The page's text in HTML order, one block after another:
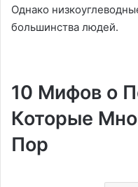
Однако
большинства людей.
10 Мифов о
Которые
Пор